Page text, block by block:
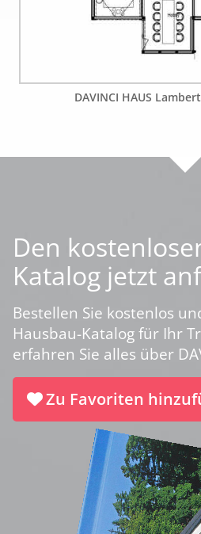
DAVINCI HAUS
Den
Katalog jetzt
Bestellen Sie kostenlos
Hausbau-Katalog für Ihr
erfahren Sie alles über
Zu Favoriten